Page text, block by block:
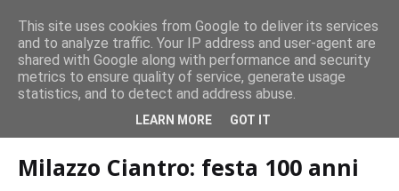
Milazzo 28ª Sagra del Pesce a Vaccarella: il programma
EVENTI
cultura-societa Milazzo Ciantro: festa 100 anni di
Milazzo Ciantro: festa 100 anni
This site uses cookies from Google to deliver its services
and to analyze traffic. Your IP address and user-agent are
shared with Google along with performance and security
metrics to ensure quality of service, generate usage
statistics, and to detect and address abuse.
LEARN MORE GOT IT